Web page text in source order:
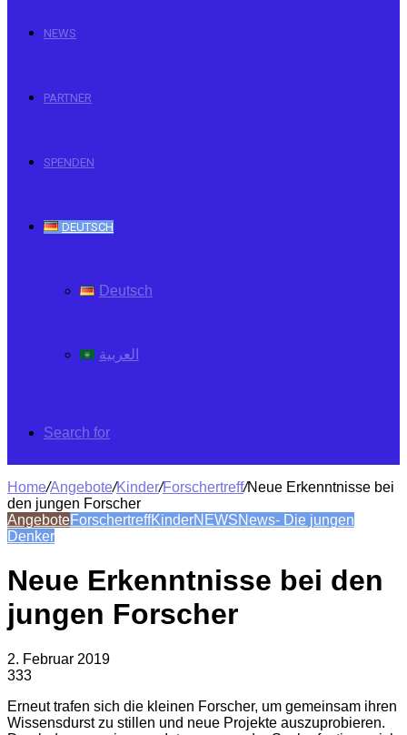
NEWS
PARTNER
SPENDEN
DEUTSCH
Deutsch
العربية
Search for
Home/Angebote/Kinder/Forschertreff/Neue Erkenntnisse bei
den jungen Forscher
AngeboteForschertreffKinderNEWSNews- Die jungen
Denker
Neue Erkenntnisse bei den
jungen Forscher
2. Februar 2019
333
Erneut trafen sich die kleinen Forscher, um gemeinsam ihren
Wissensdurst zu stillen und neue Projekte auszuprobieren.